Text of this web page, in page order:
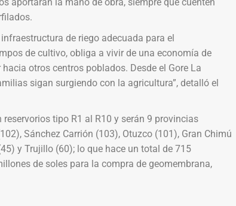
de riego adecuada para el
de cultivo, obliga a vivir de una economía de
otros centros poblados. Desde el Gore La
sigan surgiendo con la agricultura”, detalló el
tipo R1 al R10 y serán 9 provincias
Sánchez Carrión (103), Otuzco (101), Gran Chimú
y Trujillo (60); lo que hace un total de 715
de soles para la compra de geomembrana,